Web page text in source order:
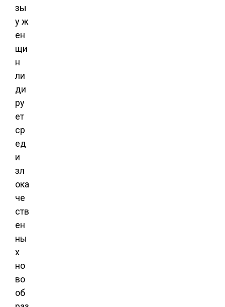
зы
у ж
ен
щи
н
ли
ди
ру
ет
ср
ед
и
зл
ока
че
ств
ен
ны
х
но
во
об